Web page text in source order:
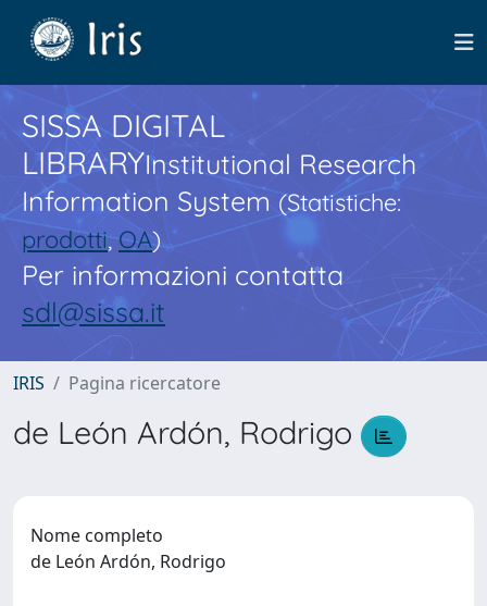
SISSA DIGITAL
LIBRARYInstitutional Research
Information System(Statistiche:
prodotti,OA)
Per informazioni contatta
sdl@sissa.it
IRIS Pagina ricercatore
de León Ardón, Rodrigo
Nome completo
de León Ardón, Rodrigo